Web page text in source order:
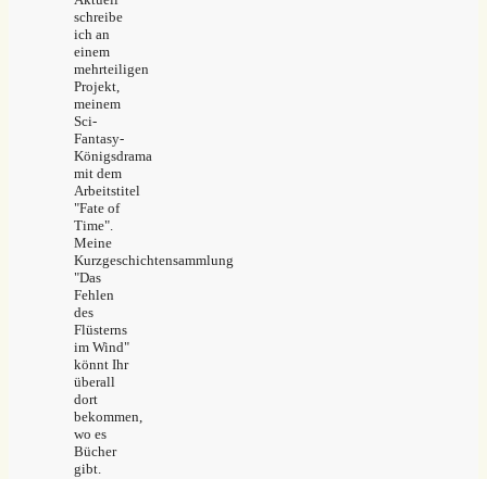
schreibe
ich an
einem
mehrteiligen
Projekt,
meinem
Sci-
Fantasy-
Königsdrama
mit dem
Arbeitstitel
"Fate of
Time".
Meine
Kurzgeschichtensammlung
"Das
Fehlen
des
Flüsterns
im Wind"
könnt Ihr
überall
dort
bekommen,
wo es
Bücher
gibt.